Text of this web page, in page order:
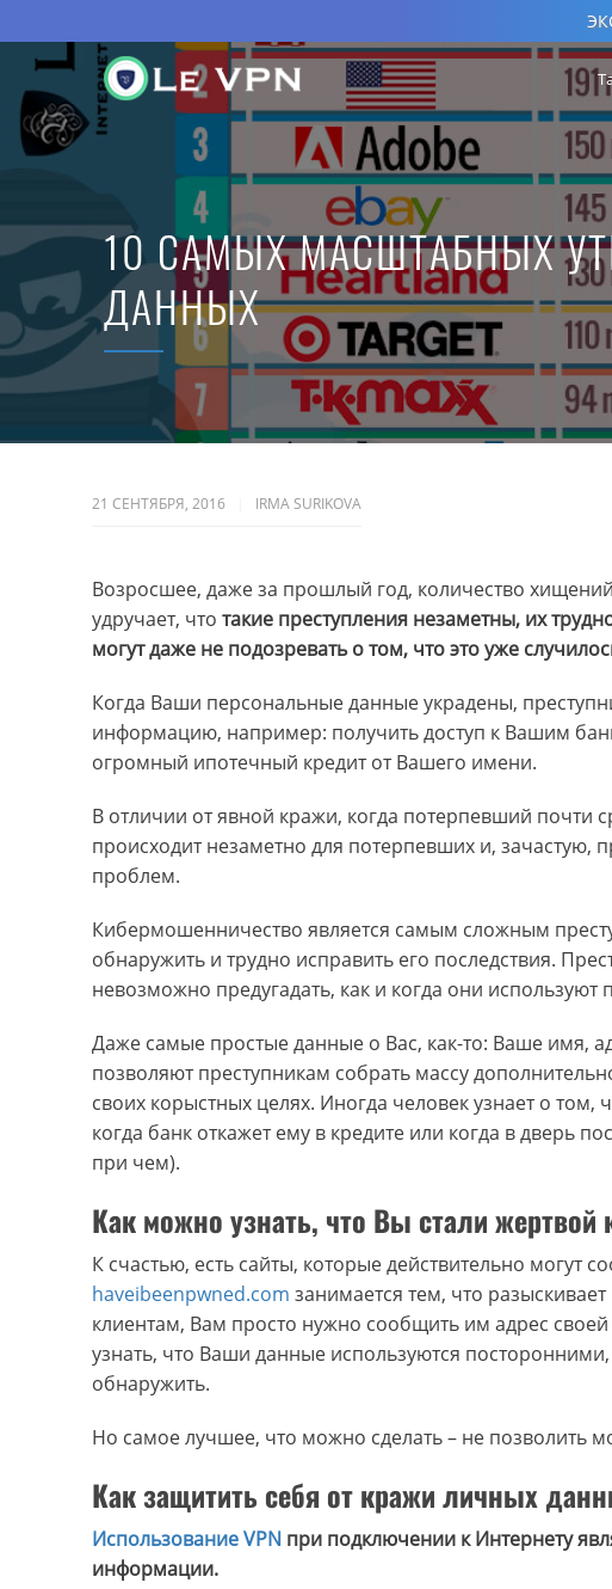
10 САМЫХ МАСШТАБНЫХ
ДАННЫХ
21 СЕНТЯБРЯ, 2016 IRMA SURIKOVA
Возросшее, даже за прошлый год, количество
удручает, что такие преступления незаметны, их
могут даже не подозревать о том, что это уже
Когда Ваши персональные данные украдены,
информацию, например: получить доступ к Вашим
огромный ипотечный кредит от Вашего имени.
В отличии от явной кражи, когда потерпевший почти
происходит незаметно для потерпевших и, зачастую,
проблем.
Кибермошенничество является самым сложным
обнаружить и трудно исправить его последствия.
невозможно предугадать, как и когда они
Даже самые простые данные о Вас, как-то: Ваше имя,
позволяют преступникам собрать массу
своих корыстных целях. Иногда человек узнает о
когда банк откажет ему в кредите или когда в дверь
при чем).
Как можно узнать, что Вы стали
К счастью, есть сайты, которые действительно
haveibeenpwned.com занимается тем, что
клиентам, Вам просто нужно сообщить им адрес
узнать, что Ваши данные используются
обнаружить.
Но самое лучшее, что можно сделать – не позволить
Как защитить себя от кражи личных
Использование VPN при подключении к Интернету
информации.